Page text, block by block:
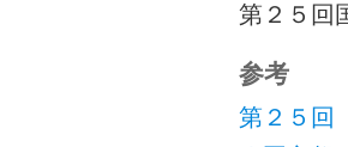
第２５回
参考
第２５回